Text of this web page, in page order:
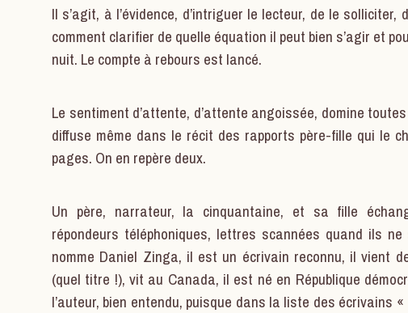
Il s’agit, à l’évidence, d’intriguer le lecteur, de le
comment clarifier de quelle équation il peut bien s’agir et
nuit. Le compte à rebours est lancé.
Le sentiment d’attente, d’attente angoissée, domine
diffuse même dans le récit des rapports père-fille qui le
pages. On en repère deux.
Un père, narrateur, la cinquantaine, et sa fille
répondeurs téléphoniques, lettres scannées quand ils
nomme Daniel Zinga, il est un écrivain reconnu, il vient
(quel titre !), vit au Canada, il est né en République
l’auteur, bien entendu, puisque dans la liste des écrivains